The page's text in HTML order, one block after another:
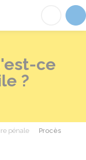
Fréville-du-
ce
?
pénale
Procès